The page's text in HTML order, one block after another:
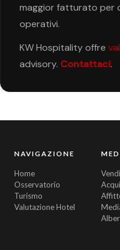
maggior fatturato per
operativi.
KW Hospitality offre
advisory. Contattaci.
NAVIGAZIONE
Home
Osservatorio
Turismo
Valutazione Hotel